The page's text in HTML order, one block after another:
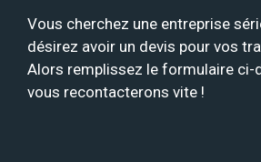
Vous cherchez une entreprise
désirez avoir un devis pour vos
Alors remplissez le formulaire ci-
vous recontacterons vite !